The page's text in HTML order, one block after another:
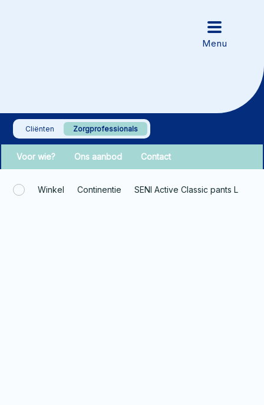
Cliënten Zorgprofessionals
Voor wie? Ons aanbod Contact
Winkel Continentie SENI Active Classic pants L